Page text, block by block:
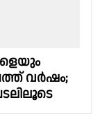
വർഷം;